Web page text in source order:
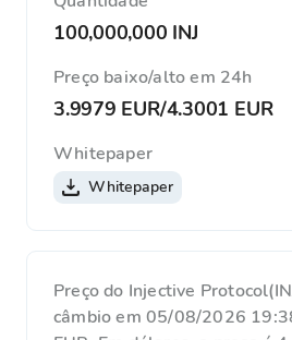
100,000,000 INJ
Preço baixo/alto em 24h
3.9979 EUR/4.3001 EUR
Whitepaper
Whitepaper
Preço do Injective
câmbio em 05/08/2026